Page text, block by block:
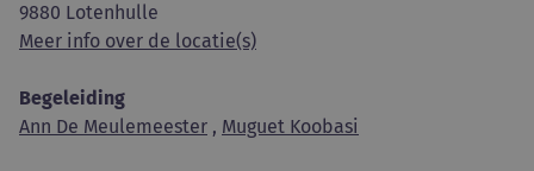
9880 Lotenhulle
Meer info over de locatie(s)
Begeleiding
Ann De Meulemeester , Muguet Koobasi